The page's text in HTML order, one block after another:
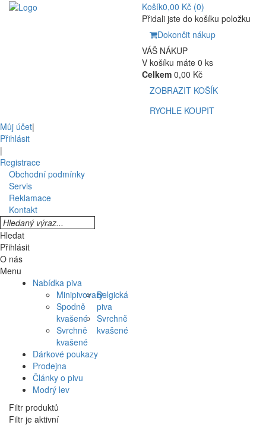
Košík0,00 Kč (0)
Přidali jste do košíku položku
Dokončit nákup
VÁŠ NÁKUP
V košíku máte 0 ks
Celkem 0,00 Kč
ZOBRAZIT KOŠÍK
RYCHLE KOUPIT
Můj účet|
Přihlásit
|
Registrace
Obchodní podmínky
Servis
Reklamace
Kontakt
Hledat
Přihlásit
O nás
Menu
Nabídka piva
Minipivovary
Spodně
kvašené
Svrchně
kvašené
Belgická
piva
Svrchně
kvašené
Dárkové poukazy
Prodejna
Články o pivu
Modrý lev
Filtr produktů
Filtr je aktivní